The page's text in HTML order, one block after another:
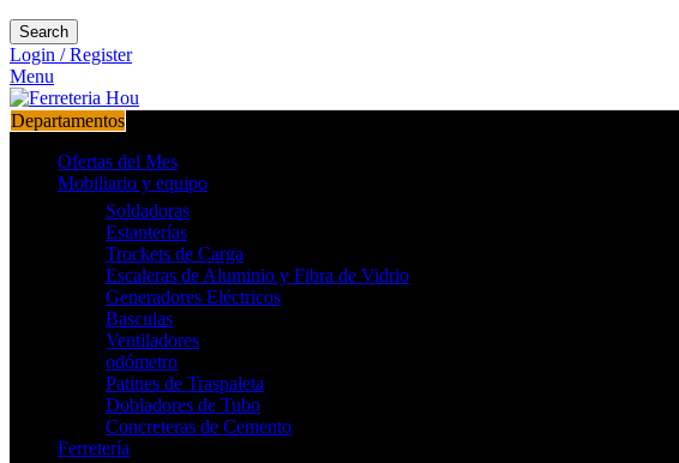
Search
Login / Register
Menu
Departamentos
Ofertas del Mes
Mobiliario y equipo
Soldadoras
Estanterías
Trockets de Carga
Escaleras de Aluminio y Fibra de Vidrio
Generadores Eléctricos
Basculas
Ventiladores
odómetro
Patines de Traspaleta
Dobladores de Tubo
Concreteras de Cemento
Ferretería